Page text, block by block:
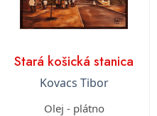
Stará košická stanica
Kovacs Tibor
Olej - plátno